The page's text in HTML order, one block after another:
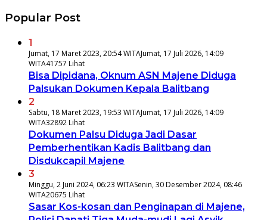
Popular Post
1
Jumat, 17 Maret 2023, 20:54 WITAJumat, 17 Juli 2026, 14:09
WITA41757 Lihat
Bisa Dipidana, Oknum ASN Majene Diduga
Palsukan Dokumen Kepala Balitbang
2
Sabtu, 18 Maret 2023, 19:53 WITAJumat, 17 Juli 2026, 14:09
WITA32892 Lihat
Dokumen Palsu Diduga Jadi Dasar
Pemberhentikan Kadis Balitbang dan
Disdukcapil Majene
3
Minggu, 2 Juni 2024, 06:23 WITASenin, 30 Desember 2024, 08:46
WITA20675 Lihat
Sasar Kos-kosan dan Penginapan di Majene,